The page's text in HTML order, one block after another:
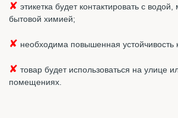
✘ этикетка будет контактировать с
бытовой химией;
✘ необходима повышенная устойчивость
✘ товар будет использоваться на улице
помещениях.